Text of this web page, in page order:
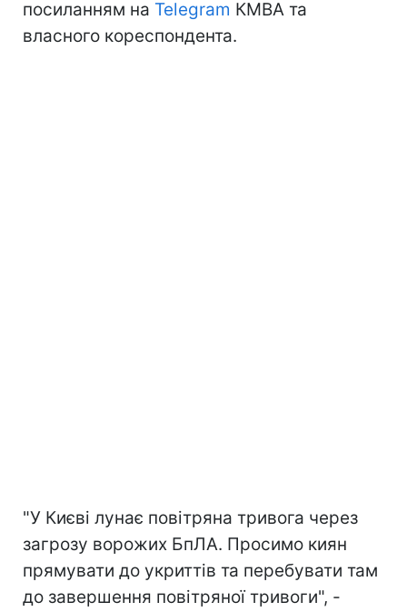
посиланням на Telegram КМВА та
власного кореспондента.
"У Києві лунає повітряна тривога через
загрозу ворожих БпЛА. Просимо киян
прямувати до укриттів та перебувати там
до завершення повітряної тривоги", -